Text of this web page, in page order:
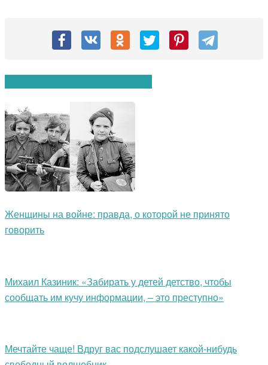
Женщины на войне: правда, о которой не принято
говорить
Михаил Казиник: «Забирать у детей детство, чтобы
сообщать им кучу информации, – это преступно»
Мечтайте чаще! Вдруг вас подслушает какой-нибудь